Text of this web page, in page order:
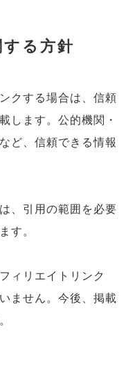
る方針
クする場合は、信頼
します。公的機関・
ど、信頼できる情報
、引用の範囲を必要
す。
ィリエイトリンク
ません。今後、掲載